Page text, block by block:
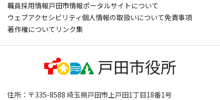
職員採用情報戸田市情報ポータルサイトについて
ウェブアクセシビリティ個人情報の取扱いについて免責事項
著作権について リンク集
住所：〒335-8588 埼玉県戸田市上戸田1丁目18番1号